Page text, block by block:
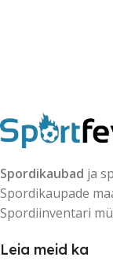
Spordikaubad ja
Spordikaupade
Spordiinventari
Leia meid ka